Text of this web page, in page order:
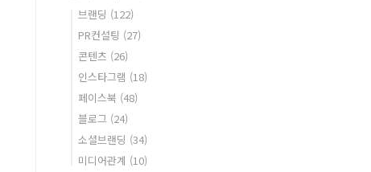
브랜딩 (122)
PR컨설팅 (27)
콘텐츠 (26)
인스타그램 (18)
페이스북 (48)
블로그 (24)
소셜브랜딩 (34)
미디어관계 (10)